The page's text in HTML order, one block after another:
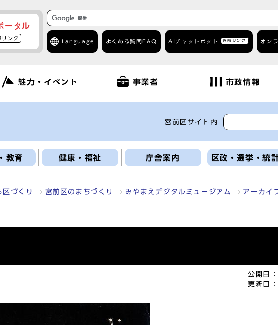
ータル
リンク
Language よくある質問 FAQ AIチャットボット 外部リンク オン
魅力・イベント 事業者 市政情報
宮前区サイト内
教育 健康・福祉 庁舎案内 区政・選挙・統
区づくり 宮前区のまちづくり みやまえデジタルミュージアム アーカイ
公開日：
更新日：